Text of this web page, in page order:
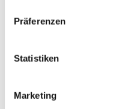
Präferenzen
Statistiken
Marketing
Corporate
reconocimiento